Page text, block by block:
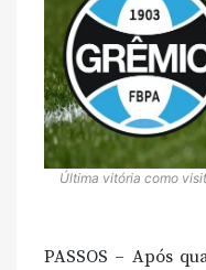
Última vitória como
PASSOS – Após